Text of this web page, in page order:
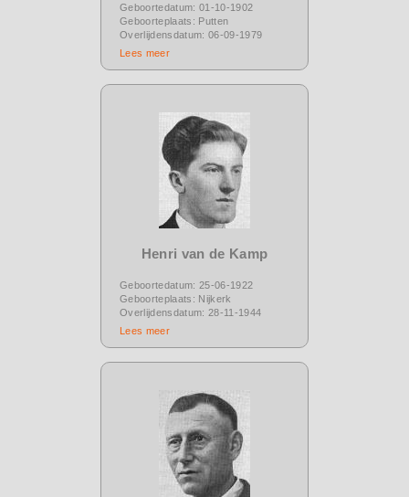
Geboortedatum: 01-10-1902
Geboorteplaats: Putten
Overlijdensdatum: 06-09-1979
Lees meer
Henri van de Kamp
Geboortedatum: 25-06-1922
Geboorteplaats: Nijkerk
Overlijdensdatum: 28-11-1944
Lees meer